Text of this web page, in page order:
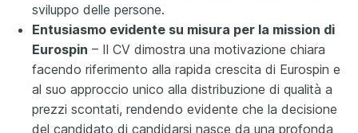
sviluppo delle persone.
Entusiasmo evidente su misura per la mission di
Eurospin – Il CV dimostra una motivazione chiara
facendo riferimento alla rapida crescita di Eurospin e
al suo approccio unico alla distribuzione di qualità a
prezzi scontati, rendendo evidente che la decisione
del candidato di candidarsi nasce da una profonda